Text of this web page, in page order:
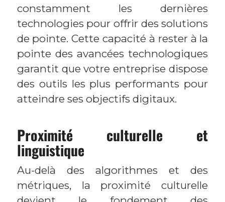
constamment les dernières
technologies pour offrir des solutions
de pointe. Cette capacité à rester à la
pointe des avancées technologiques
garantit que votre entreprise dispose
des outils les plus performants pour
atteindre ses objectifs digitaux.
Proximité culturelle et
linguistique
Au-delà des algorithmes et des
métriques, la proximité culturelle